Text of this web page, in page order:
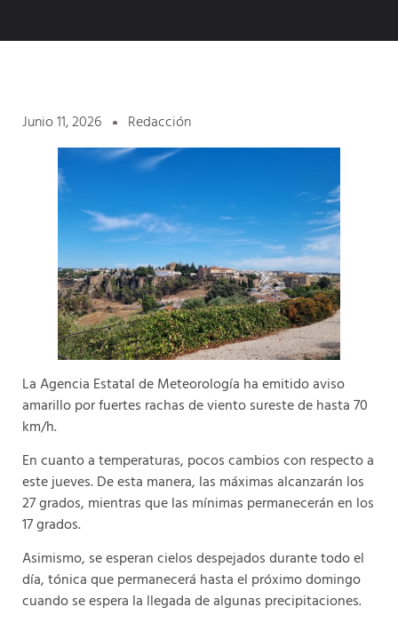
Junio 11, 2026 Redacción
La Agencia Estatal de Meteorología ha emitido aviso
amarillo por fuertes rachas de viento sureste de hasta 70
km/h.
En cuanto a temperaturas, pocos cambios con respecto a
este jueves. De esta manera, las máximas alcanzarán los
27 grados, mientras que las mínimas permanecerán en los
17 grados.
Asimismo, se esperan cielos despejados durante todo el
día, tónica que permanecerá hasta el próximo domingo
cuando se espera la llegada de algunas precipitaciones.